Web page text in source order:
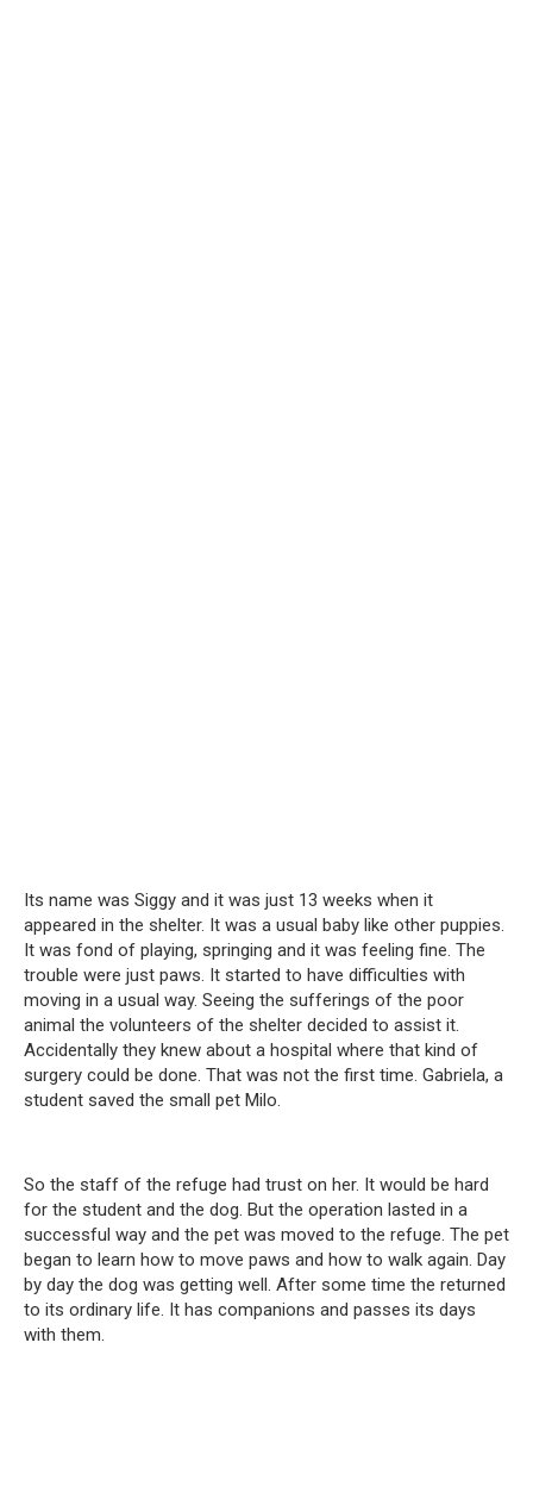
Its name was Siggy and it was just 13 weeks when it
appeared in the shelter. It was a usual baby like other puppies.
It was fond of playing, springing and it was feeling fine. The
trouble were just paws. It started to have difficulties with
moving in a usual way. Seeing the sufferings of the poor
animal the volunteers of the shelter decided to assist it.
Accidentally they knew about a hospital where that kind of
surgery could be done. That was not the first time. Gabriela, a
student saved the small pet Milo.
So the staff of the refuge had trust on her. It would be hard
for the student and the dog. But the operation lasted in a
successful way and the pet was moved to the refuge. The pet
began to learn how to move paws and how to walk again. Day
by day the dog was getting well. After some time the returned
to its ordinary life. It has companions and passes its days
with them.